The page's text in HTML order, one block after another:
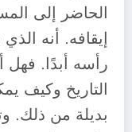
الحاضر إلى
إيقافه. أنه
رأسه أبدًا. فهل
التاريخ وكيف
بديلة من ذلك.